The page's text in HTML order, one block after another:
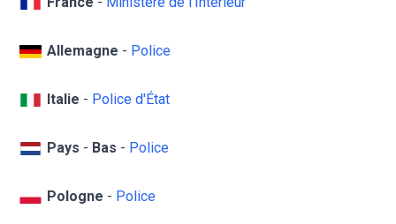
Allemagne - Police
Italie - Police d'État
Pays - Bas - Police
Pologne - Police